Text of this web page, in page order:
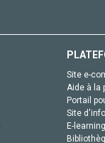
Site e-
Aide à la
Portail
Site
E-